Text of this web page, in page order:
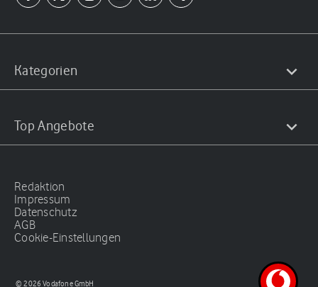
Kategorien
Top Angebote
Redaktion
Impressum
Datenschutz
AGB
Cookie-Einstellungen
© 2026 Vodafone GmbH